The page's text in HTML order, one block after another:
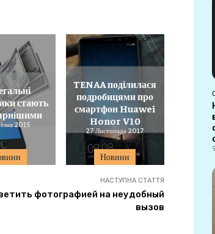
стають
2015
Новини
TENAA поділилася
подробицями про
смартфон Huawei
Honor V10
27 Листопада 2017
НАСТУПНА СТАТТЯ
фотографией на неудобный
вызов